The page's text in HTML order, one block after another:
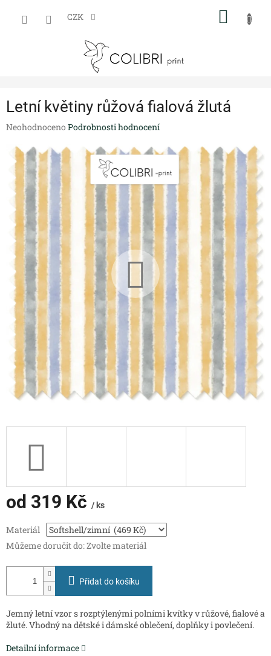
CZK
Letní květiny růžová fialová žlutá
Průměrné
produktu
hvězdiček.
Neohodnoceno Podrobnosti hodnocení
od 319 Kč / ks
cena:
Materiál
Můžeme doručit do:Zvolte materiál
Přidat do košíku
Jemný letní vzor s rozptýlenými polními kvítky v růžové, fialové a
žluté. Vhodný na dětské i dámské oblečení, doplňky i povlečení.
Detailní informace